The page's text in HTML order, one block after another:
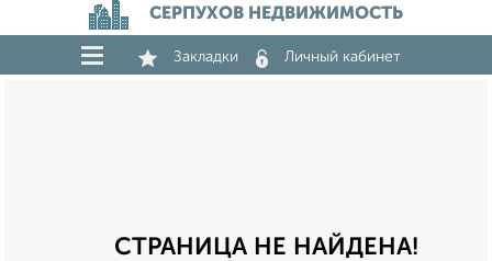
СЕРПУХОВ НЕДВИЖИМОСТЬ
Закладки Личный кабинет
СТРАНИЦА НЕ НАЙДЕНА!